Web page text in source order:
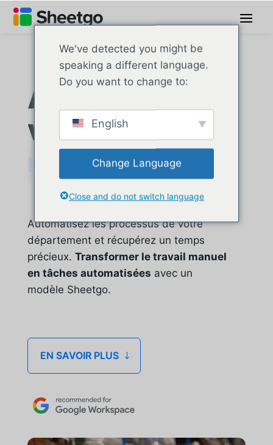
Automatisez
votre
Automatisez les processus de votre
département et récupérez un temps
précieux. Transformer le travail manuel
en tâches automatisées avec un
modèle Sheetgo.
EN SAVOIR PLUS
We've detected you might be
speaking a different language.
Do you want to change to:
English
Change Language
Close and do not switch language